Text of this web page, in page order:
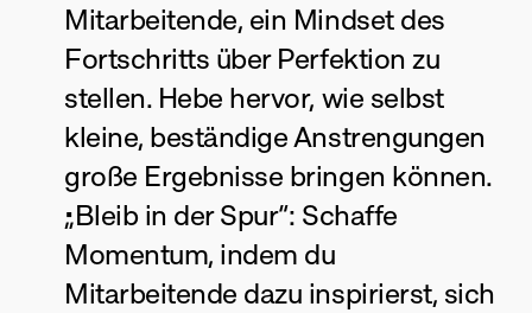
Mitarbeitende, ein Mindset des
Fortschritts über Perfektion zu
stellen. Hebe hervor, wie selbst
kleine, beständige Anstrengungen
große Ergebnisse bringen können.
„Bleib in der Spur“: Schaffe
Momentum, indem du
Mitarbeitende dazu inspirierst, sich